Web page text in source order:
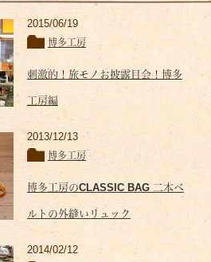
2015/06/19
博多工房
刺激的！旅モノお披露目会！博多
工房編
2013/12/13
博多工房
博多工房のCLASSIC BAG 二本ベ
ルトの外縫いリュック
2014/02/12